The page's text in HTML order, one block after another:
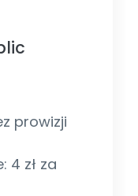
prowizji
4 zł za